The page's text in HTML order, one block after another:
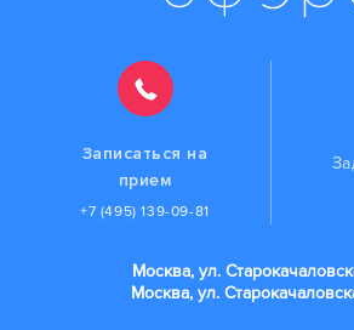
Записаться на
прием
+7 (495) 139-09-81
Москва, ул.
Москва, ул.